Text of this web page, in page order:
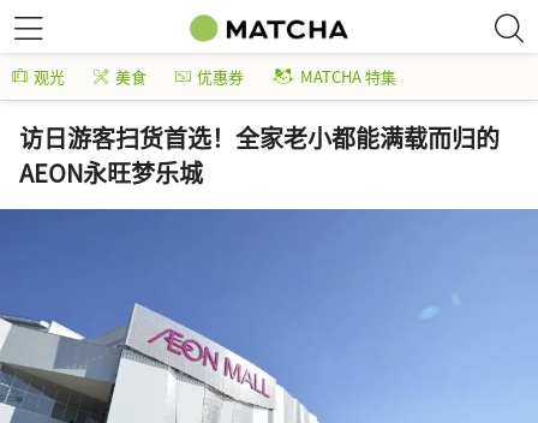
观光 美食 优惠券 MATCHA 特集
访日游客扫货首选！全家老小都能满载而归的
AEON永旺梦乐城